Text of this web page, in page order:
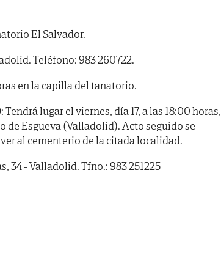
El Salvador.
Teléfono: 983 260722.
en la capilla del tanatorio.
Tendrá lugar el viernes, día 17, a las 18:00 horas,
de Esgueva (Valladolid). Acto seguido se
al cementerio de la citada localidad.
34 - Valladolid. Tfno.: 983 251225